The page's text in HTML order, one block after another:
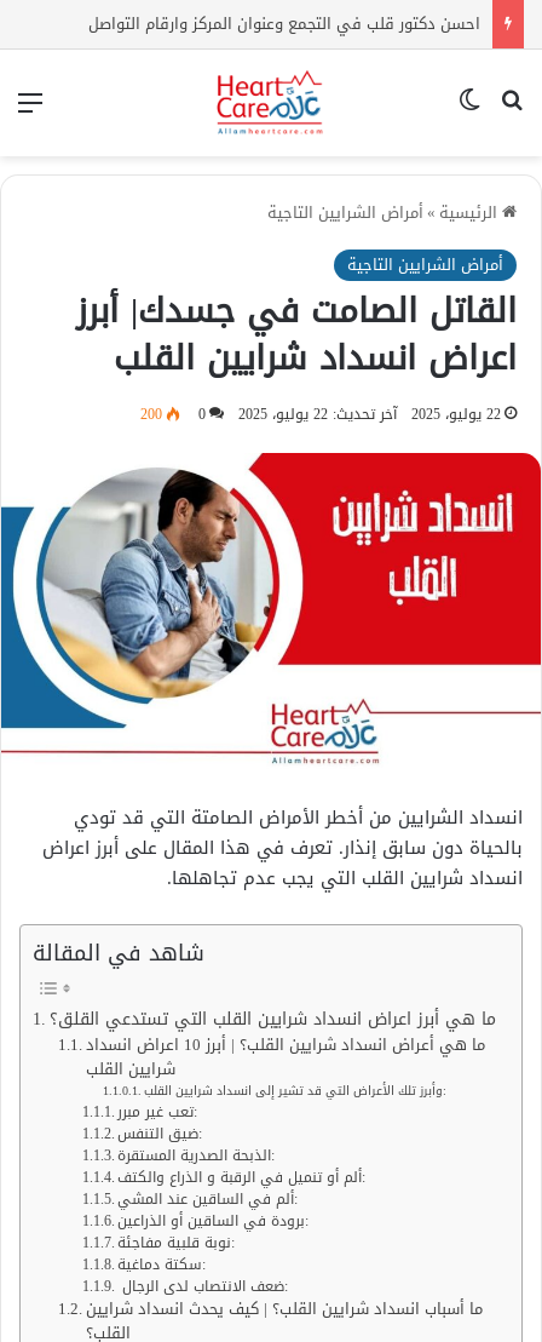
احسن دكتور قلب في التجمع وعنوان المركز وارقام التواصل
بحث عن
الرئيسية »أمراض الشرايين التاجية
أمراض الشرايين التاجية
القاتل الصامت في جسدك| أبرز
اعراض انسداد شرايين القلب
22 يوليو، 2025 آخر تحديث: 22 يوليو، 2025 0
200
انسداد الشرايين من أخطر الأمراض الصامتة التي قد تودي
بالحياة دون سابق إنذار. تعرف في هذا المقال على أبرز اعراض
انسداد شرايين القلب التي يجب عدم تجاهلها.
شاهد في المقالة
ما هي أبرز اعراض انسداد شرايين القلب التي تستدعي القلق؟
ما هي أعراض انسداد شرايين القلب؟ | أبرز 10 اعراض انسداد
شرايين القلب
وأبرز تلك الأعراض التي قد تشير إلى انسداد شرايين القلب:
تعب غير مبرر:
ضيق التنفس:
الذبحة الصدرية المستقرة:
ألم أو تنميل في الرقبة و الذراع والكتف:
ألم في الساقين عند المشي:
برودة في الساقين أو الذراعين:
نوبة قلبية مفاجئة:
سكتة دماغية:
ضعف الانتصاب لدى الرجال:
ما أسباب انسداد شرايين القلب؟ | كيف يحدث انسداد شرايين